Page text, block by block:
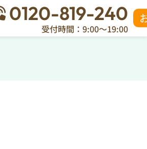
0120-819-240
受付時間：9:00～19:00